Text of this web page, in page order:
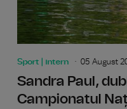
Sport | intern 05 August
Sandra Paul,
Campionatul